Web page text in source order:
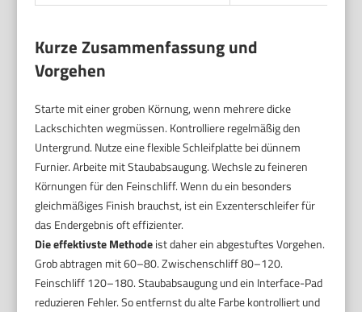
Kurze Zusammenfassung und
Vorgehen
Starte mit einer groben Körnung, wenn mehrere dicke
Lackschichten wegmüssen. Kontrolliere regelmäßig den
Untergrund. Nutze eine flexible Schleifplatte bei dünnem
Furnier. Arbeite mit Staubabsaugung. Wechsle zu feineren
Körnungen für den Feinschliff. Wenn du ein besonders
gleichmäßiges Finish brauchst, ist ein Exzenterschleifer für
das Endergebnis oft effizienter.
Die effektivste Methodeist daher ein abgestuftes Vorgehen.
Grob abtragen mit 60–80. Zwischenschliff 80–120.
Feinschliff 120–180. Staubabsaugung und ein Interface-Pad
reduzieren Fehler. So entfernst du alte Farbe kontrolliert und